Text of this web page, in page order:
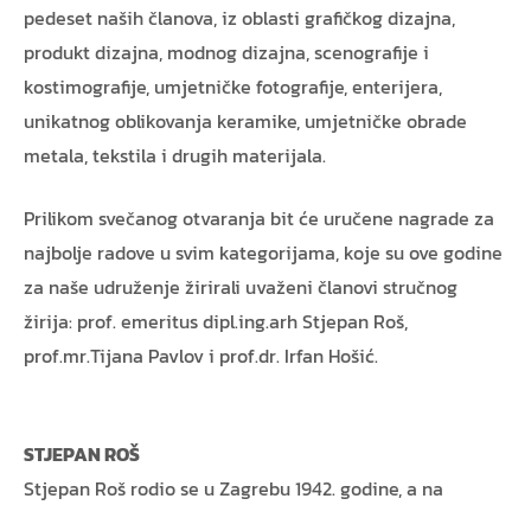
pedeset naših članova, iz oblasti grafičkog dizajna,
produkt dizajna, modnog dizajna, scenografije i
kostimografije, umjetničke fotografije, enterijera,
unikatnog oblikovanja keramike, umjetničke obrade
metala, tekstila i drugih materijala.
Prilikom svečanog otvaranja bit će uručene nagrade za
najbolje radove u svim kategorijama, koje su ove godine
za naše udruženje žirirali uvaženi članovi stručnog
žirija: prof. emeritus dipl.ing.arh Stjepan Roš,
prof.mr.Tijana Pavlov i prof.dr. Irfan Hošić.
STJEPAN ROŠ
Stjepan Roš rodio se u Zagrebu 1942. godine, a na